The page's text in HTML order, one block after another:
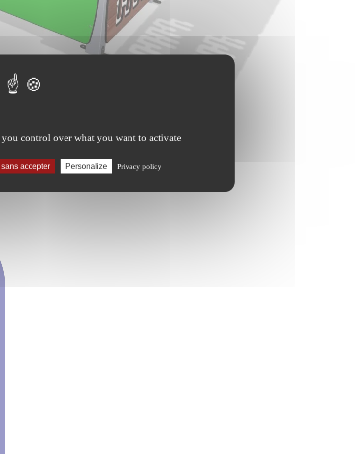
control over what you want to activate
accepter Personalize Privacy policy